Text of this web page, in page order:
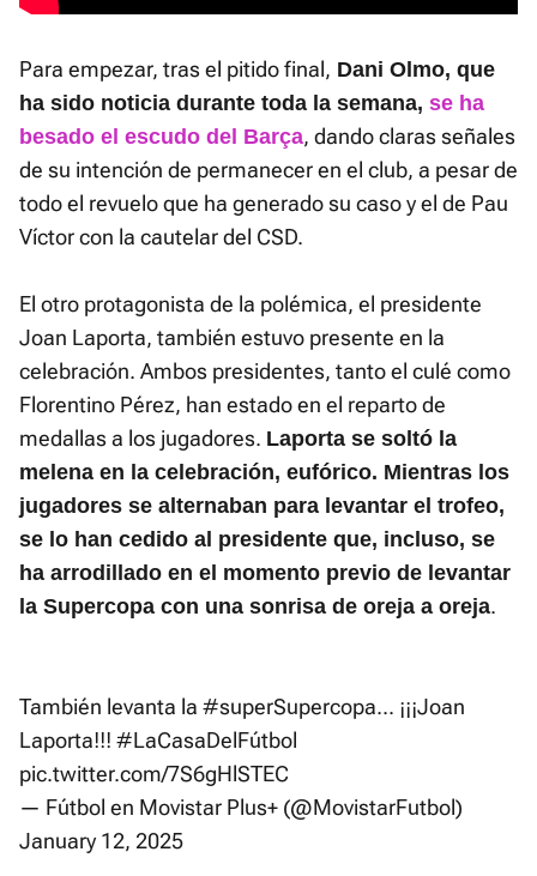
Para empezar, tras el pitido final, Dani Olmo, que
ha sido noticia durante toda la semana, se ha
besado el escudo del Barça, dando claras señales
de su intención de permanecer en el club, a pesar de
todo el revuelo que ha generado su caso y el de Pau
Víctor con la cautelar del CSD.
El otro protagonista de la polémica, el presidente
Joan Laporta, también estuvo presente en la
celebración. Ambos presidentes, tanto el culé como
Florentino Pérez, han estado en el reparto de
medallas a los jugadores. Laporta se soltó la
melena en la celebración, eufórico. Mientras los
jugadores se alternaban para levantar el trofeo,
se lo han cedido al presidente que, incluso, se
ha arrodillado en el momento previo de levantar
la Supercopa con una sonrisa de oreja a oreja.
También levanta la #superSupercopa... ¡¡¡Joan
Laporta!!! #LaCasaDelFútbol
pic.twitter.com/7S6gHlSTEC
— Fútbol en Movistar Plus+ (@MovistarFutbol)
January 12, 2025